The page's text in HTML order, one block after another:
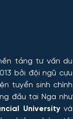
tảng tư vấn du
bởi đội ngũ cựu
tuyển sinh chính
đầu tại Nga như
Universityvà